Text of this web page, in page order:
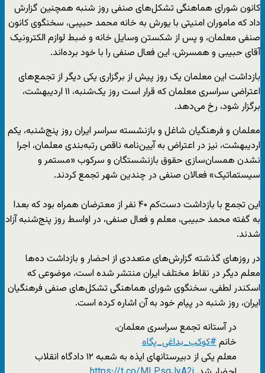
کانون شورای هماهنگی تشکل‌های صنفی روز شنبه همچنین گزارش
داد که ماموران امنیتی با یورش به خانه محمد حبیبی، سخنگوی کانون
صنفی معلمان، و پس از شکستن وسایل خانه و ضبط لوازم الکترونیک
آقای حبیبی و همسرش، این فعال صنفی را با خود برده‌اند.
بازداشت این معلمان یک روز پیش از برگزاری یکی دیگر از تجمع‌های
اعتراضی سراسری معلمان که قرار است روز یک‌شنبه، ۱۱ اردیبهشت،
برگزار شود، رخ می‌دهد.
معلمان و فرهنگیان شاغل و بازنشسته سراسر ایران روز پنج‌شنبه، یکم
اردیبهشت، نیز در اعتراض به آیین‌نامه ناقص رتبه‌بندی معلمان، اجرا
نشدن همسان‌سازی حقوق بازنشستگان و سرکوب «مستمر و
سیستماتیک» فعالان صنفی در چندین شهر تجمع کردند.
این تجمع با بازداشت دست‌کم ۴۰ نفر از معترضان همراه بود که بعدا
به گفته محمد حبیبی، معلم و فعال صنفی، در اواسط روز پنج‌شنبه آزاد
شدند.
در روزهای گذشته گزارش‌های متعددی از احضار و بازداشت ده‌ها
معلم دیگر در نقاط مختلف ایران منتشر شده است، موضوعی که
اسکندر لطفی، سخنگوی شورای هماهنگی تشکل‌های صنفی فرهنگیان
ایران، روز شنبه در پیام خود به آن اشاره کرده است.
در آستانه تجمع سراسری معلمان،
خانم#کوکب_بداغی_پگاه
معلم یکی از دبیرستانهای ایذه به شعبه ۱۲ دادگاه انقلاب